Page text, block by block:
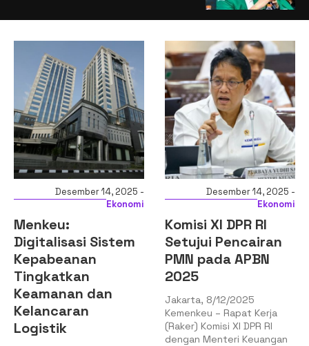
Desember 14, 2025 -
Ekonomi
Komisi XI DPR RI
Setujui Pencairan
PMN pada APBN
2025
Jakarta, 8/12/2025
Kemenkeu – Rapat Kerja
(Raker) Komisi XI DPR RI
dengan Menteri Keuangan
Desember 12, 2025 -
Nasional
Presiden Prabowo
Tegaskan
Komitmen
Pemerintah
Percepat
Pemulihan Aceh
Tamiang